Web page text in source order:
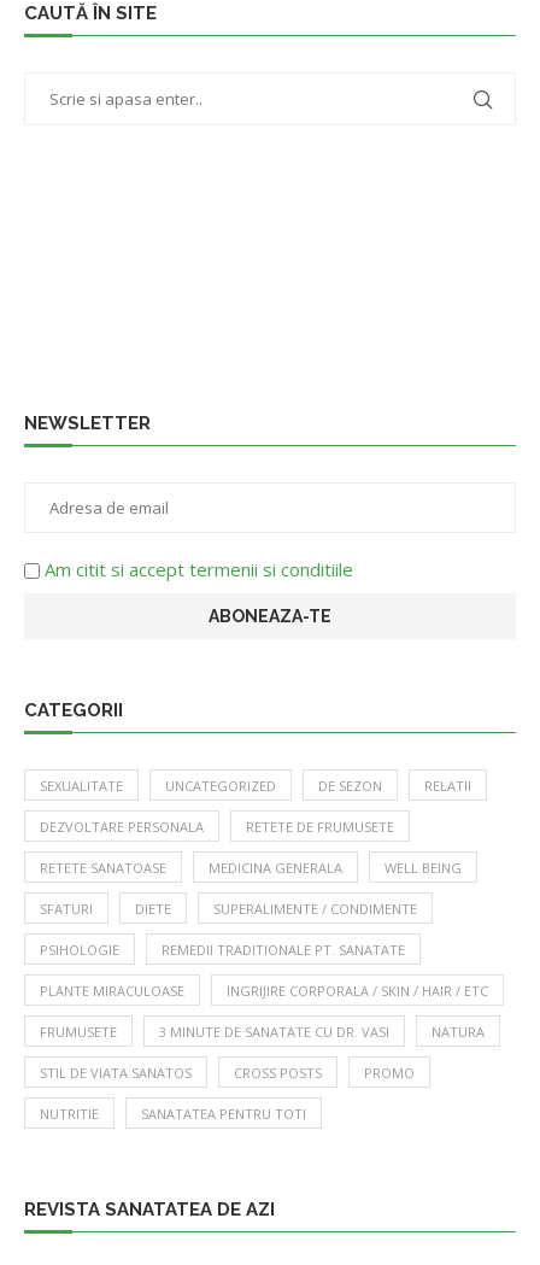
CAUTĂ ÎN SITE
NEWSLETTER
Am citit si accept termenii si conditiile
CATEGORII
SEXUALITATE UNCATEGORIZED DE SEZON RELATII
DEZVOLTARE PERSONALA RETETE DE FRUMUSETE
RETETE SANATOASE MEDICINA GENERALA WELL BEING
SFATURI DIETE SUPERALIMENTE / CONDIMENTE
PSIHOLOGIE REMEDII TRADITIONALE PT. SANATATE
PLANTE MIRACULOASE INGRIJIRE CORPORALA / SKIN / HAIR / ETC
FRUMUSETE 3 MINUTE DE SANATATE CU DR. VASI NATURA
STIL DE VIATA SANATOS CROSS POSTS PROMO
NUTRITIE SANATATEA PENTRU TOTI
REVISTA SANATATEA DE AZI